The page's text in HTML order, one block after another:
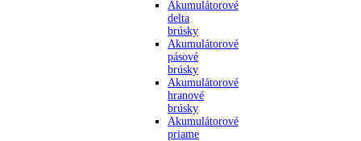
Akumulátorové
delta
brúsky
Akumulátorové
pásové
brúsky
Akumulátorové
hranové
brúsky
Akumulátorové
priame